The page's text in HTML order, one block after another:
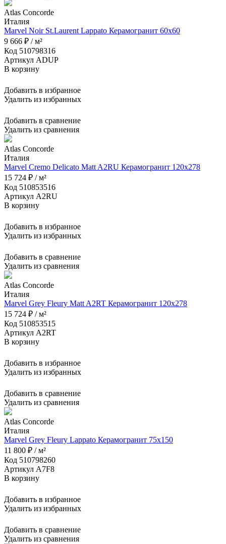
Atlas Concorde
Италия
Marvel Noir St.Laurent Lappato Керамогранит 60x60
9 666 ₽ / м²
Код 510798316
Артикул ADUP
В корзину
Добавить в избранное
Удалить из избранных
Добавить в сравнение
Удалить из сравнения
Atlas Concorde
Италия
Marvel Cremo Delicato Matt A2RU Керамогранит 120x278
15 724 ₽ / м²
Код 510853516
Артикул A2RU
В корзину
Добавить в избранное
Удалить из избранных
Добавить в сравнение
Удалить из сравнения
Atlas Concorde
Италия
Marvel Grey Fleury Matt A2RT Керамогранит 120x278
15 724 ₽ / м²
Код 510853515
Артикул A2RT
В корзину
Добавить в избранное
Удалить из избранных
Добавить в сравнение
Удалить из сравнения
Atlas Concorde
Италия
Marvel Grey Fleury Lappato Керамогранит 75x150
11 800 ₽ / м²
Код 510798260
Артикул A7F8
В корзину
Добавить в избранное
Удалить из избранных
Добавить в сравнение
Удалить из сравнения